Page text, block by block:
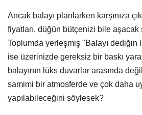
Ancak balayı planlarken karşınıza
fiyatları, düğün bütçenizi bile
Toplumda yerleşmiş "Balayı dediğin
ise üzerinizde gereksiz bir baskı
balayının lüks duvarlar arasında
samimi bir atmosferde ve çok daha
yapılabileceğini söylesek?